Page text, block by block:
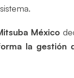
México
la